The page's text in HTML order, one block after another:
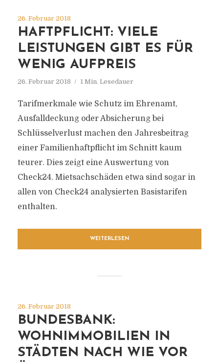
26. Februar 2018
HAFTPFLICHT: VIELE
LEISTUNGEN GIBT ES FÜR
WENIG AUFPREIS
26. Februar 2018 1 Min. Lesedauer
Tarifmerkmale wie Schutz im Ehrenamt,
Ausfalldeckung oder Absicherung bei
Schlüsselverlust machen den Jahresbeitrag
einer Familienhaftpflicht im Schnitt kaum
teurer. Dies zeigt eine Auswertung von
Check24. Mietsachschäden etwa sind sogar in
allen von Check24 analysierten Basistarifen
enthalten.
WEITERLESEN
26. Februar 2018
BUNDESBANK:
WOHNIMMOBILIEN IN
STÄDTEN NACH WIE VOR